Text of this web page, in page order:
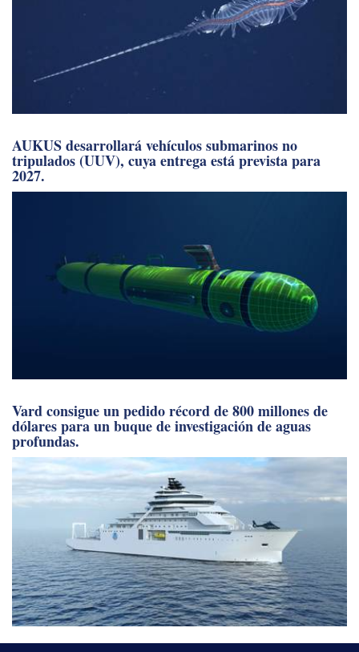
AUKUS desarrollará vehículos submarinos no
tripulados (UUV), cuya entrega está prevista para
2027.
Vard consigue un pedido récord de 800 millones de
dólares para un buque de investigación de aguas
profundas.